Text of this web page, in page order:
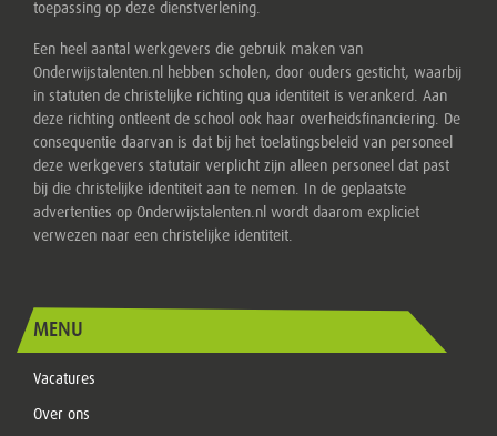
toepassing op deze dienstverlening.
Een heel aantal werkgevers die gebruik maken van
Onderwijstalenten.nl hebben scholen, door ouders gesticht, waarbij
in statuten de christelijke richting qua identiteit is verankerd. Aan
deze richting ontleent de school ook haar overheidsfinanciering. De
consequentie daarvan is dat bij het toelatingsbeleid van personeel
deze werkgevers statutair verplicht zijn alleen personeel dat past
bij die christelijke identiteit aan te nemen. In de geplaatste
advertenties op Onderwijstalenten.nl wordt daarom expliciet
verwezen naar een christelijke identiteit.
MENU
Vacatures
Over ons